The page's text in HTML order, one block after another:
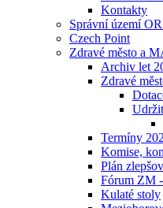
Kontakty
Správní území
Czech Point
Zdravé město a
Archiv let
Zdravé
Termíny
Komise,
Plán
Fórum ZM
Kulaté stoly